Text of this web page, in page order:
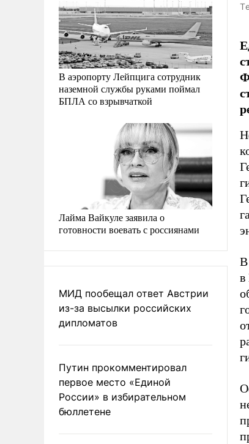
В аэропорту Лейпцига сотрудник
наземной службы руками поймал
БПЛА со взрывчаткой
Лайма Вайкуле заявила о
готовности воевать с россиянами
МИД пообещал ответ Австрии
из-за высылки российских
дипломатов
Путин прокомментировал
первое место «Единой
России» в избирательном
бюллетене
В
в